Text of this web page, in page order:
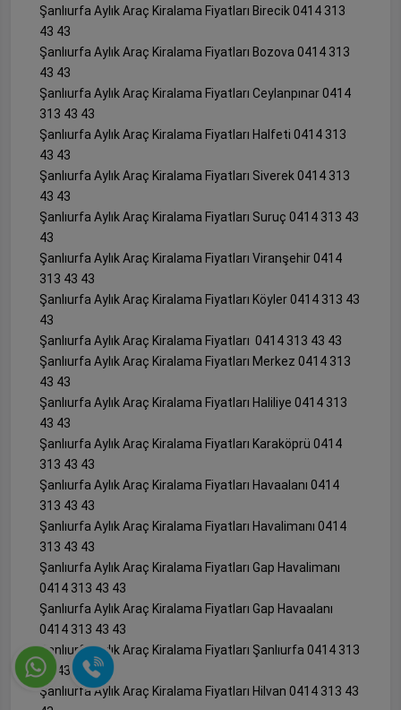
Şanlıurfa Aylık Araç Kiralama Fiyatları Birecik 0414 313
43 43
Şanlıurfa Aylık Araç Kiralama Fiyatları Bozova 0414 313
43 43
Şanlıurfa Aylık Araç Kiralama Fiyatları Ceylanpınar 0414
313 43 43
Şanlıurfa Aylık Araç Kiralama Fiyatları Halfeti 0414 313
43 43
Şanlıurfa Aylık Araç Kiralama Fiyatları Siverek 0414 313
43 43
Şanlıurfa Aylık Araç Kiralama Fiyatları Suruç 0414 313 43
43
Şanlıurfa Aylık Araç Kiralama Fiyatları Viranşehir 0414
313 43 43
Şanlıurfa Aylık Araç Kiralama Fiyatları Köyler 0414 313 43
43
Şanlıurfa Aylık Araç Kiralama Fiyatları 0414 313 43 43
Şanlıurfa Aylık Araç Kiralama Fiyatları Merkez 0414 313
43 43
Şanlıurfa Aylık Araç Kiralama Fiyatları Haliliye 0414 313
43 43
Şanlıurfa Aylık Araç Kiralama Fiyatları Karaköprü 0414
313 43 43
Şanlıurfa Aylık Araç Kiralama Fiyatları Havaalanı 0414
313 43 43
Şanlıurfa Aylık Araç Kiralama Fiyatları Havalimanı 0414
313 43 43
Şanlıurfa Aylık Araç Kiralama Fiyatları Gap Havalimanı
0414 313 43 43
Şanlıurfa Aylık Araç Kiralama Fiyatları Gap Havaalanı
0414 313 43 43
Şanlıurfa Aylık Araç Kiralama Fiyatları Şanlıurfa 0414 313
43 43
Şanlıurfa Aylık Araç Kiralama Fiyatları Hilvan 0414 313 43